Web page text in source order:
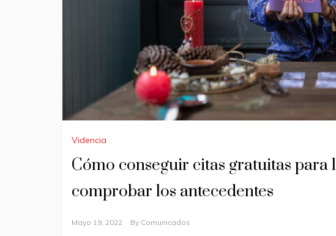
Videncia
Cómo conseguir citas gratuitas para
comprobar los antecedentes
Mayo 19, 2022 By Comunicados